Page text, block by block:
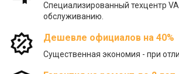
Специализированный техцентр
обслуживанию.
Дешевле официалов на 40%
Существенная экономия - при